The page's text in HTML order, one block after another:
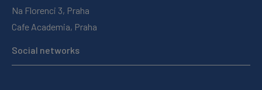
Na Florenci 3, Praha
Cafe Academia, Praha
Social networks